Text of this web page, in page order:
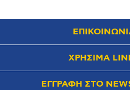
ΧΡΗΣΙΜΑ
ΕΓΓΡΑΦΗ ΣΤΟ